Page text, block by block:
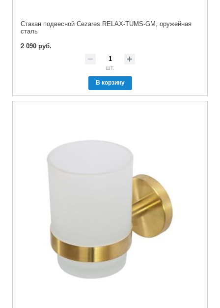
Стакан подвесной Cezares RELAX-TUMS-GM, оружейная
сталь
2 090 руб.
шт.
В корзину